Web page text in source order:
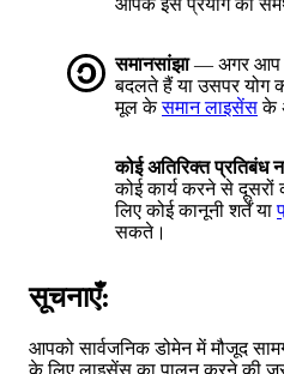
आपके इस प्रयोग का
समानसांझा— अगर आप
बदलते हैं या उसपर योग
मूल केसमान लाइसेंसके
कोई अतिरिक्त प्रतिबंध
कोई कार्य करने से
लिए कोई कानूनी शर्तें या
सकते।
सूचनाएँ:
आपको सार्वजनिक डोमेन में मौजूद
के लिए लाइसेंस का पालन करने की